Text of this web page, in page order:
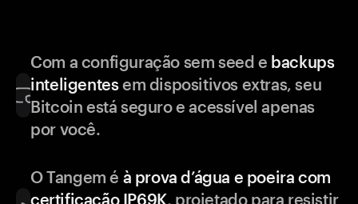
Com a configuração sem seed e backups
inteligentesem dispositivos extras, seu
Bitcoin está seguro e acessível apenas
por você.
O Tangem é à prova d’água e poeira com
certificação IP69K, projetado para resistir